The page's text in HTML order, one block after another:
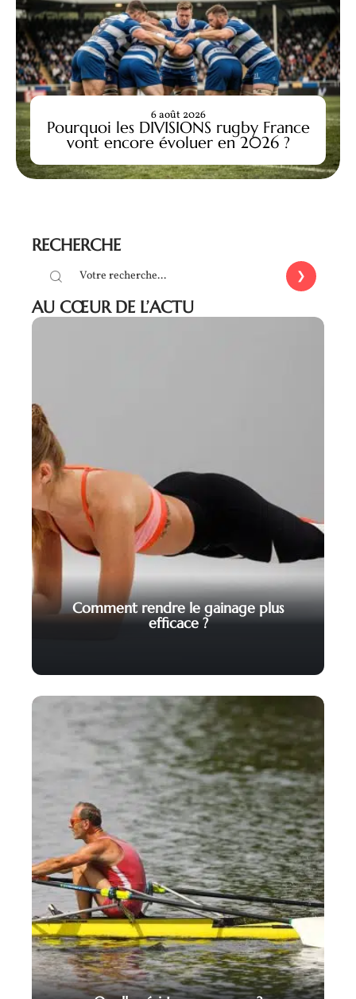
Pourquoi les DIVISIONS rugby France
vont encore évoluer en 2026 ?
6 août 2026
RECHERCHE
AU CŒUR DE L’ACTU
Comment rendre le gainage plus
efficace ?